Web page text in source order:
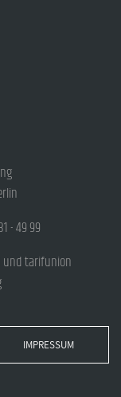
- 49 99
und tarifunion
IMPRESSUM